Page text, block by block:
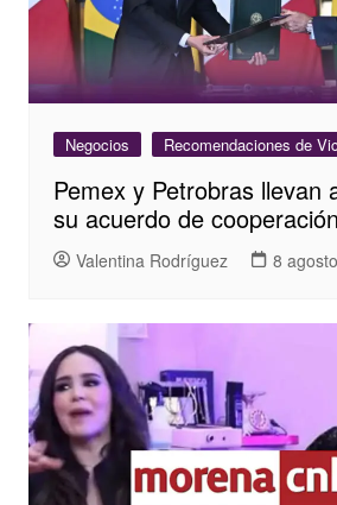
Negocios Recomendaciones de
Pemex y Petrobras llevan
su acuerdo de
Valentina Rodríguez 8